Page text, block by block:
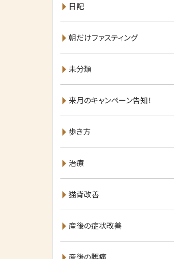
日記
朝だけファスティング
未分類
来月のキャンペーン告知！
歩き方
治療
猫背改善
産後の症状改善
産後の腰痛